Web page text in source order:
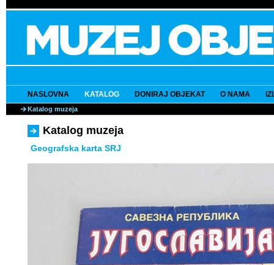
NASLOVNA KATALOG DONIRAJ OBJEKAT O NAMA
Katalog muzeja
Katalog muzeja
Geografska karta SRJ